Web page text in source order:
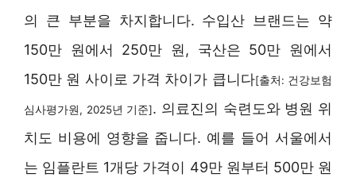
의 큰 부분을 차지합니다. 수입산 브랜드는 약
150만 원에서 250만 원, 국산은 50만 원에서
150만 원 사이로 가격 차이가 큽니다[출처: 건강보험
심사평가원, 2025년 기준]. 의료진의 숙련도와 병원 위
치도 비용에 영향을 줍니다. 예를 들어 서울에서
는 임플란트 1개당 가격이 49만 원부터 500만 원